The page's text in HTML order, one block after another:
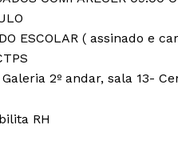
ESCOLAR ( assinado e
2º andar, sala 13-
RH